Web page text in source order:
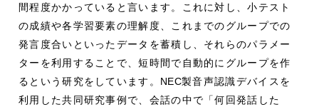
間程度かかっていると言います。これに対し、小テスト
の成績や各学習要素の理解度、これまでのグループでの
発言度合いといったデータを蓄積し、それらのパラメー
ターを利用することで、短時間で自動的にグループを作
るという研究をしています。 NEC製音声認識デバイスを
利用した共同研究事例で、会話の中で「何回発話した